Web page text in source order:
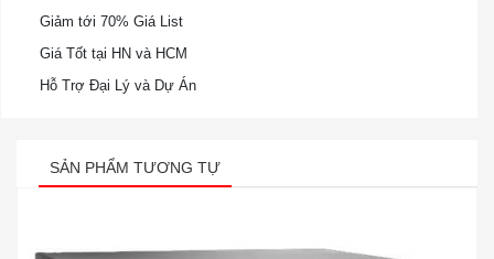
Giảm tới 70% Giá List
Giá Tốt tại HN và HCM
Hỗ Trợ Đại Lý và Dự Án
SẢN PHẨM TƯƠNG TỰ